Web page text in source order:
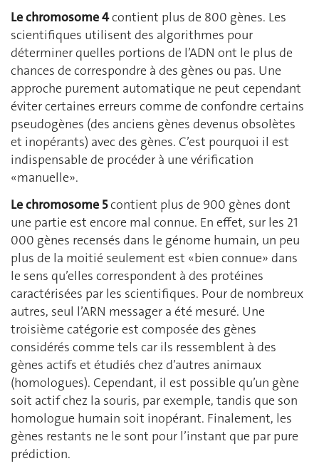
Le chromosome 4contient plus de 800 gènes. Les
scientifiques utilisent des algorithmes pour
déterminer quelles portions de l’ADN ont le plus de
chances de correspondre à des gènes ou pas. Une
approche purement automatique ne peut cependant
éviter certaines erreurs comme de confondre certains
pseudogènes (des anciens gènes devenus obsolètes
et inopérants) avec des gènes. C’est pourquoi il est
indispensable de procéder à une vérification
«manuelle».
Le chromosome 5contient plus de 900 gènes dont
une partie est encore mal connue. En effet, sur les 21
000 gènes recensés dans le génome humain, un peu
plus de la moitié seulement est «bien connue» dans
le sens qu’elles correspondent à des protéines
caractérisées par les scientifiques. Pour de nombreux
autres, seul l’ARN messager a été mesuré. Une
troisième catégorie est composée des gènes
considérés comme tels car ils ressemblent à des
gènes actifs et étudiés chez d’autres animaux
(homologues). Cependant, il est possible qu’un gène
soit actif chez la souris, par exemple, tandis que son
homologue humain soit inopérant. Finalement, les
gènes restants ne le sont pour l’instant que par pure
prédiction.